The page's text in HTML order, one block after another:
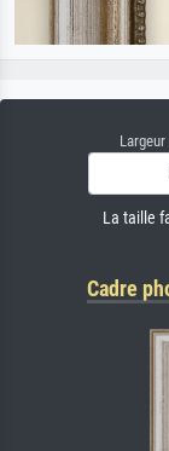
La taille
Cadre